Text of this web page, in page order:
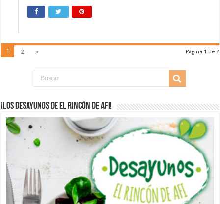
Página 1 de 2
1 2 »
¡Los desayunos de El Rincón de Afi!